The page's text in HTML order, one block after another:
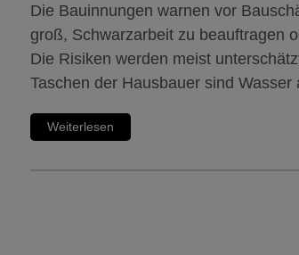
Die Bauinnungen warnen vor
groß, Schwarzarbeit zu beauftragen
Die Risiken werden meist
Taschen der Hausbauer sind
Weiterlesen